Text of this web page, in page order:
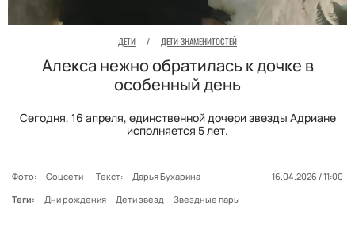
ДЕТИ / ДЕТИ ЗНАМЕНИТОСТЕЙ
Алекса нежно обратилась к дочке в
особенный день
Сегодня, 16 апреля, единственной дочери звезды Адриане
исполняется 5 лет.
Фото: Соцсети Текст: Дарья Бухарина
16.04.2026 / 11:00
Теги:
Дни рождения Дети звезд Звездные пары